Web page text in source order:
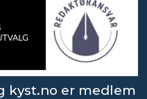
kyst.no er medlem